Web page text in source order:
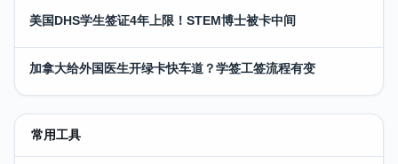
美国DHS学生签证4年上限！STEM博士被卡中间
加拿大给外国医生开绿卡快车道？学签工签流程有变
常用工具